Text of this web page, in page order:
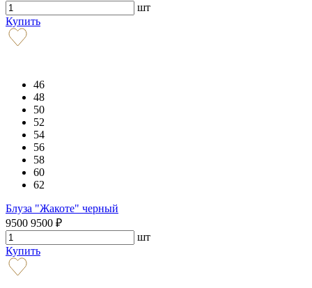
шт
Купить
46
48
50
52
54
56
58
60
62
Блуза "Жакоте" черный
9500 9500 ₽
шт
Купить